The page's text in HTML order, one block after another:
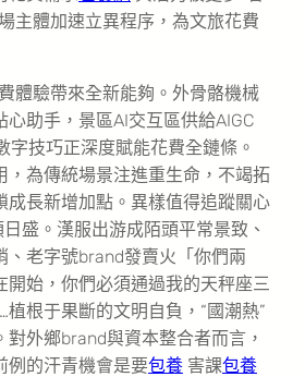
主體加速立異程序，為文旅花費
體驗帶來全新能夠。外骨骼機械
心助手，景區AI交互區供給AIGC
字技巧正深度賦能花費全鏈條。
，為傳統場景注進重生命，不竭拓
成長新增加點。異樣值得追蹤關心
盛。漢服出游成陌頭平常景致、
、老字號brand發賣火「你們兩
開始，你們必須通過我的天秤座三
根于果斷的文明自負，“國潮熱”
外鄉brand與資本整合者而言，
例的汗青機會是要包養 害課包養